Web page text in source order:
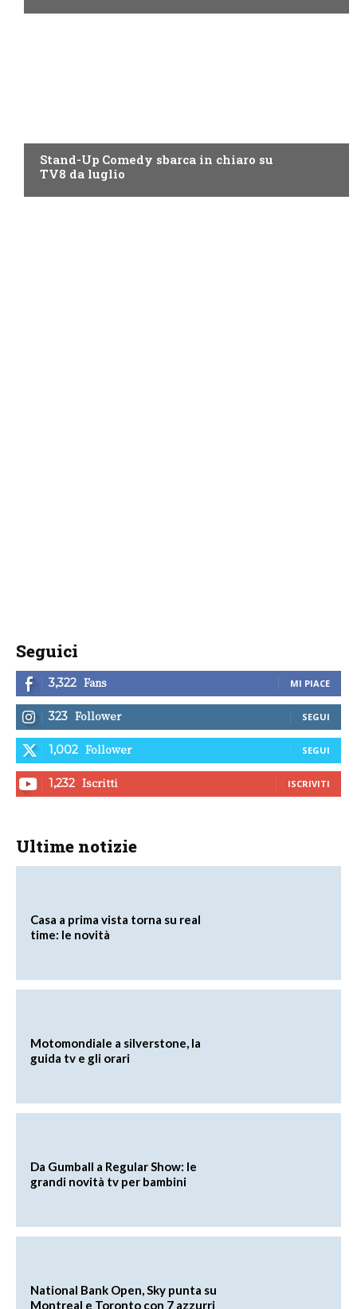
Stand-Up Comedy sbarca in chiaro su
TV8 da luglio
Seguici
3,322 Fans MI PIACE
323 Follower SEGUI
1,002 Follower SEGUI
1,232 Iscritti ISCRIVITI
Ultime notizie
Casa a prima vista torna su real
time: le novità
Motomondiale a silverstone, la
guida tv e gli orari
Da Gumball a Regular Show: le
grandi novità tv per bambini
National Bank Open, Sky punta su
Montreal e Toronto con 7 azzurri